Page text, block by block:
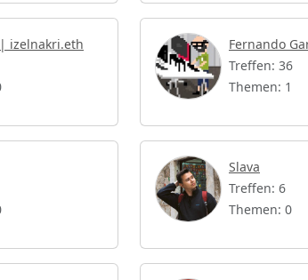
izelnakri.eth
Fernando
Treffen: 36
Themen: 1
Slava
Treffen: 6
Themen: 0